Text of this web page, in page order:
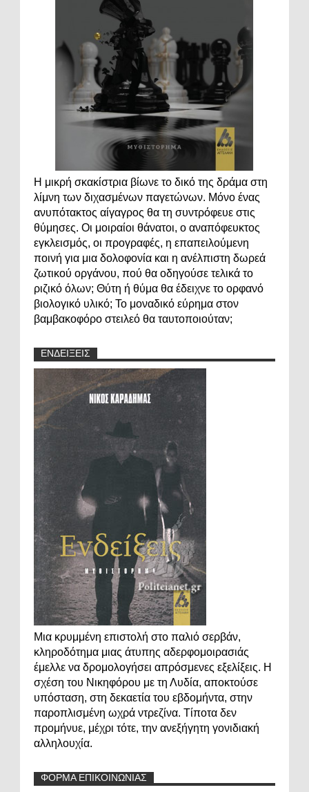
Η μικρή σκακίστρια βίωνε το δικό της δράμα στη
λίμνη των διχασμένων παγετώνων. Μόνο ένας
ανυπότακτος αίγαγρος θα τη συντρόφευε στις
θύμησες. Οι μοιραίοι θάνατοι, ο αναπόφευκτος
εγκλεισμός, οι προγραφές, η επαπειλούμενη
ποινή για μια δολοφονία και η ανέλπιστη δωρεά
ζωτικού οργάνου, πού θα οδηγούσε τελικά το
ριζικό όλων; Θύτη ή θύμα θα έδειχνε το ορφανό
βιολογικό υλικό; Το μοναδικό εύρημα στον
βαμβακοφόρο στειλεό θα ταυτοποιούταν;
ΕΝΔΕΙΞΕΙΣ
Μια κρυμμένη επιστολή στο παλιό σερβάν,
κληροδότημα μιας άτυπης αδερφομοιρασιάς
έμελλε να δρομολογήσει απρόσμενες εξελίξεις. Η
σχέση του Νικηφόρου με τη Λυδία, αποκτούσε
υπόσταση, στη δεκαετία του εβδομήντα, στην
παροπλισμένη ωχρά ντρεζίνα. Τίποτα δεν
προμήνυε, μέχρι τότε, την ανεξήγητη γονιδιακή
αλληλουχία.
ΦΟΡΜΑ ΕΠΙΚΟΙΝΩΝΙΑΣ